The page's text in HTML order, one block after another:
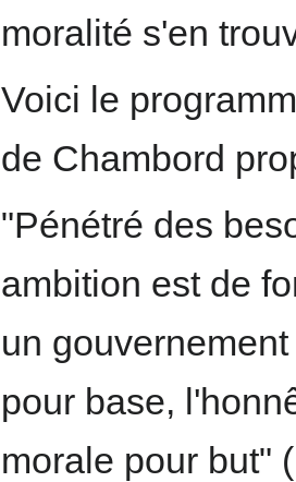
moralité s'en
Voici le
de Chambord
"Pénétré des
ambition est de
un
pour base,
morale pour but"